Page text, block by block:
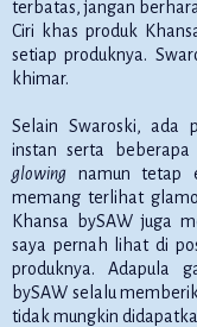
terbatas, jangan
Ciri khas produk
setiap produknya.
khimar.
Selain Swaroski, ada
instan serta beberapa
glowing namun tetap
memang terlihat
Khansa bySAW juga
saya pernah lihat di
produknya. Adapula
bySAW selalu
tidak mungkin